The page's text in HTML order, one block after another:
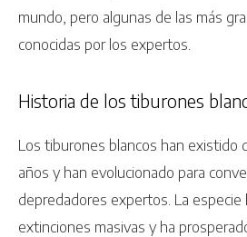
mundo, pero algunas de las más
conocidas por los expertos.
Historia de los tiburones
Los tiburones blancos han existido
años y han evolucionado para
depredadores expertos. La especie
extinciones masivas y ha